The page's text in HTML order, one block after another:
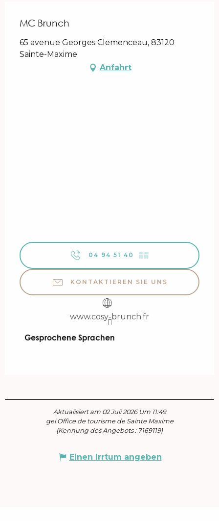
MC Brunch
65 avenue Georges Clemenceau, 83120
Sainte-Maxime
Anfahrt
04 94 51 40 ▒▒
KONTAKTIEREN SIE UNS
www.cosy-brunch.fr
Gesprochene Sprachen
Gesprochene Sprachen
Aktualisiert am 02 Juli 2026 Um 11:49
gei Office de tourisme de Sainte Maxime
(Kennung des Angebots : 7169119)
Einen Irrtum angeben